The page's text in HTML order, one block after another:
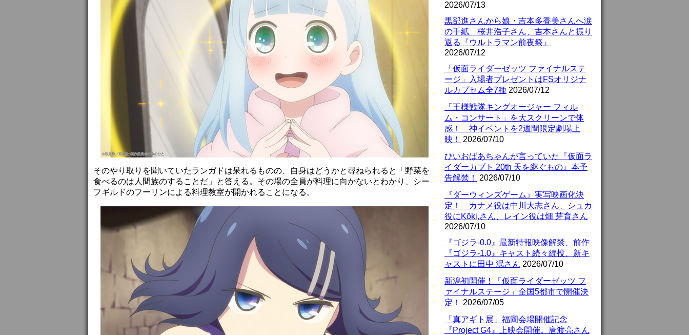
そのやり取りを聞いていたランガドは呆れるものの、自身はどうかと尋ねられると「野菜を
食べるのは人間族のすることだ」と答える。その場の全員が料理に向かないとわかり、シー
フギルドのフーリンによる料理教室が開かれることになる。
2026/07/13
黒部進さんから娘・吉本多香美さんへ涙
の手紙 桜井浩子さん、吉本さんと振り
返る『ウルトラマン前夜祭』
2026/07/12
「仮面ライダーゼッツ ファイナルステ
ージ」入場者プレゼントはFSオリジナ
ルカプセム全7種 2026/07/12
「王様戦隊キングオージャー フィル
ム・コンサート」を大スクリーンで体
感！ 神イベントを2週間限定劇場上
映！
2026/07/10
ひいおばあちゃんが言っていた『仮面ラ
イダーカブト 20th 天を継ぐもの』本予
告解禁！
2026/07/10
『ダーウィンズゲーム』実写映画化決
定！ カナメ役は中川大志さん、シュカ
役にKōki,さん、レイン役は畑 芽育さん
2026/07/10
『ゴジラ-0.0』最新特報映像解禁、前作
『ゴジラ-1.0』キャスト続々続投、新キ
ャストに田中 泯さん 2026/07/10
新潟初開催！「仮面ライダーゼッツ フ
ァイナルステージ」全国5都市で開催決
定！
2026/07/05
「真アギト展」福岡会場開催記念
『Project G4』上映会開催。唐渡亮さん